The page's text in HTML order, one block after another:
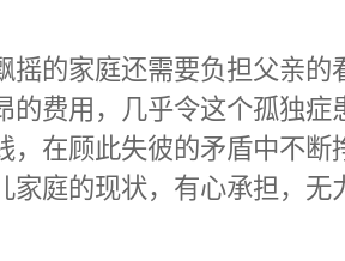
摇的家庭还需要负担父亲
的费用，几乎令这个孤独
，在顾此失彼的矛盾中不
家庭的现状，有心承担，无